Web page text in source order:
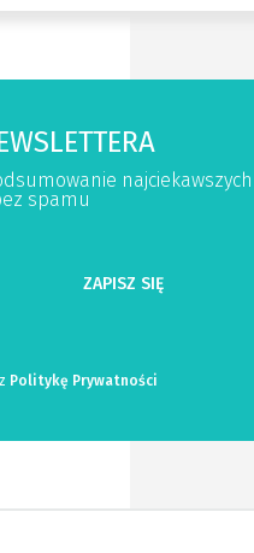
najciekawszych
spamu
Politykę Prywatności